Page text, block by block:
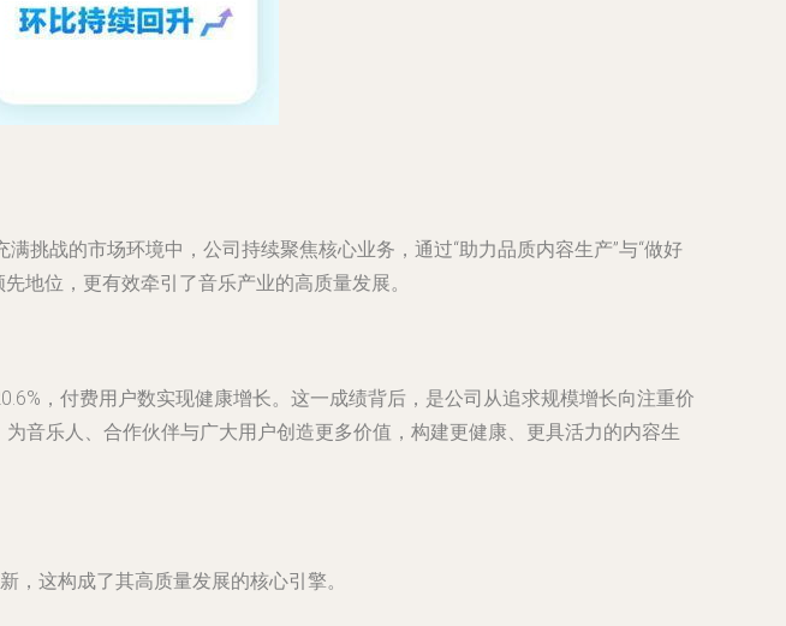
挑战的市场环境中，公司持续聚焦核心业务，通过“助力品质内容生产”与“做好
地位，更有效牵引了音乐产业的高质量发展。
，付费用户数实现健康增长。这一成绩背后，是公司从追求规模增长向注重价
音乐人、合作伙伴与广大用户创造更多价值，构建更健康、更具活力的内容生
，这构成了其高质量发展的核心引擎。